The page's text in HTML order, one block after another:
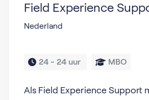
Field Experience
Nederland
24 - 24 uur MBO
Als Field Experience Support